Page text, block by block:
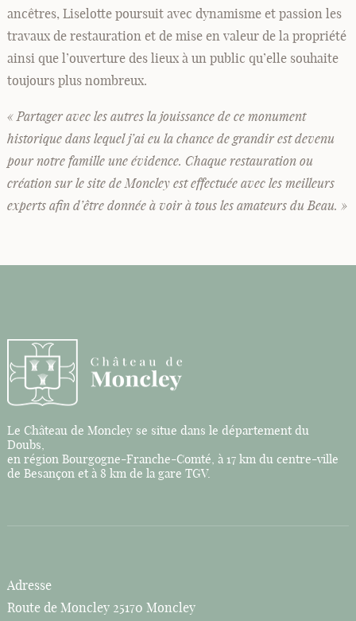
ancêtres, Liselotte poursuit avec dynamisme et passion les
travaux de restauration et de mise en valeur de la propriété
ainsi que l’ouverture des lieux à un public qu’elle souhaite
toujours plus nombreux.
« Partager avec les autres la jouissance de ce monument
historique dans lequel j’ai eu la chance de grandir est devenu
pour notre famille une évidence. Chaque restauration ou
création sur le site de Moncley est effectuée avec les meilleurs
experts afin d’être donnée à voir à tous les amateurs du Beau. »
Le Château de Moncley se situe dans le département du
Doubs,
en région Bourgogne-Franche-Comté, à 17 km du centre-ville
de Besançon et à 8 km de la gare TGV.
Adresse
Route de Moncley 25170 Moncley